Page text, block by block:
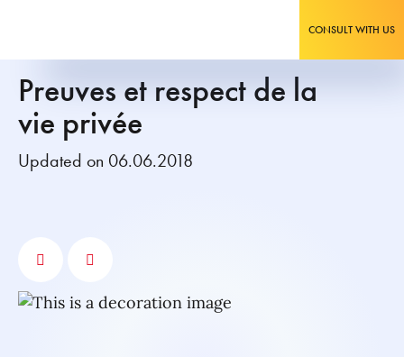
CONSULT WITH US
Preuves et respect de la
vie privée
Updated on 06.06.2018